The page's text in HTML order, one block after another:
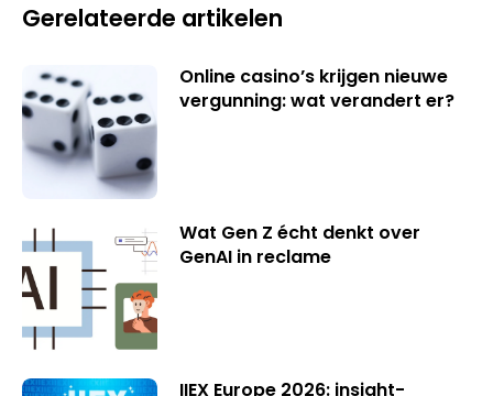
Gerelateerde artikelen
Online casino’s krijgen nieuwe
vergunning: wat verandert er?
Wat Gen Z écht denkt over
GenAI in reclame
IIEX Europe 2026: insight-